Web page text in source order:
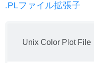
.PLファイル拡張子
Unix Color Plot File